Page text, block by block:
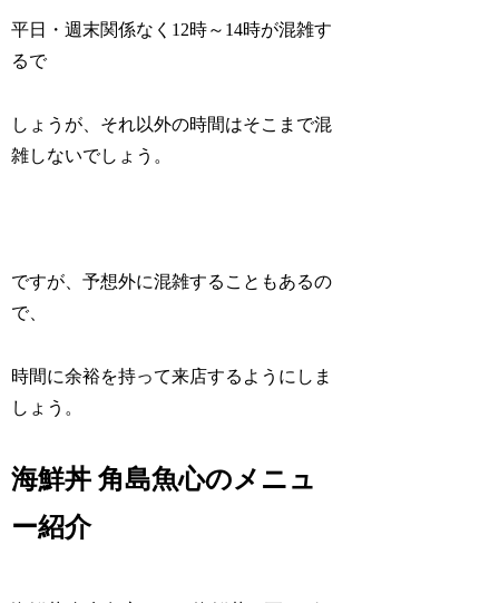
平日・週末関係なく12時～14時が混雑す
るで
しょうが、それ以外の時間はそこまで混
雑しないでしょう。
ですが、予想外に混雑することもあるの
で、
時間に余裕を持って来店するようにしま
しょう。
海鮮丼 角島魚心のメニュ
ー紹介